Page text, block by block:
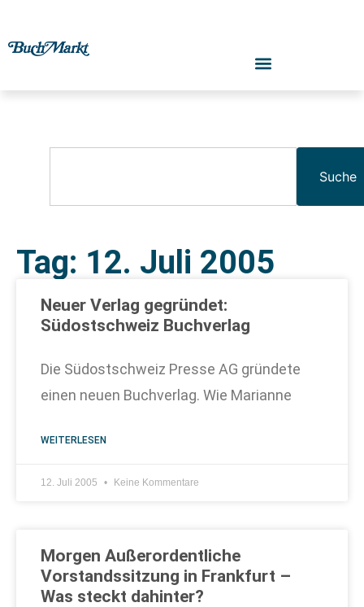
Suche
Tag: 12. Juli 2005
Neuer Verlag gegründet:
Südostschweiz Buchverlag
Die Südostschweiz Presse AG gründete
einen neuen Buchverlag. Wie Marianne
WEITERLESEN
12. Juli 2005 Keine Kommentare
Morgen Außerordentliche
Vorstandssitzung in Frankfurt –
Was steckt dahinter?